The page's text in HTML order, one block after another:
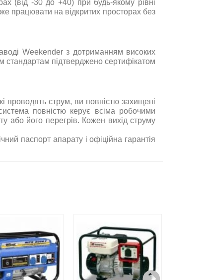
(від -30 до +40) при будь-якому рівні
працювати на відкритих просторах без
Weekender з дотриманням високих
стандартам підтверджено сертифікатом
проводять струм, ви повністю захищені
повністю керує всіма робочими
або його перегрів. Кожен вихід струму
паспорт апарату і офіційна гарантія